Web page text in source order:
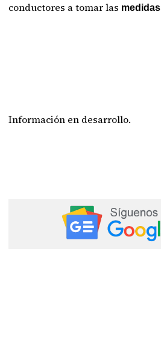
conductores a tomar las medidas
Información en desarrollo.